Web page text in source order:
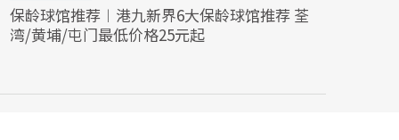
保龄球馆推荐︱港九新界6大保龄球馆推荐 荃
湾/黄埔/屯门最低价格25元起